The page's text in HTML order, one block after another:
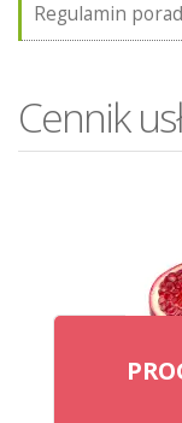
Regulamin
Cennik